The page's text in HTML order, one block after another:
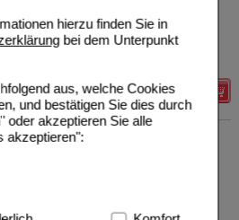
hierzu finden Sie in
bei dem Unterpunkt
aus, welche Cookies
und bestätigen Sie dies durch
oder akzeptieren Sie alle
akzeptieren":
Unser Preis
Sie sparen 3,09 €
Grundpreis
618,00 €
Details
618,00 €